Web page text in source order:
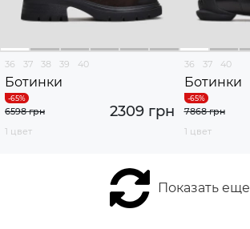
36 37 38 39 40
Ботинки
2309 грн
6598 грн
1 цвет
36 37 40
Ботинки
7868 грн
1 цвет
Показать еще